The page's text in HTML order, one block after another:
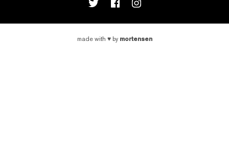
made with ♥by mortensen